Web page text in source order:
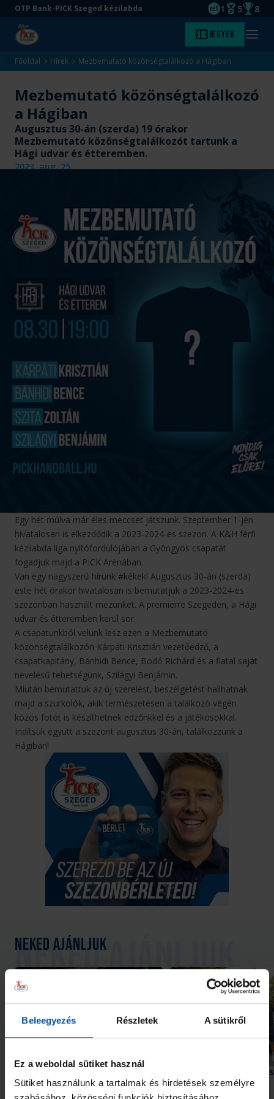
Beleegyezés Részletek A sütikről
Ez a weboldal sütiket használ
Sütiket használunk a tartalmak és hirdetések személyre
Ugrás
tartalomra
Ugrás
aljára
OTP Bank-PICK Szeged kézilabda
EHF
1
Magyar
5 8
Kezdőlap Jegyek Menü
Főoldal Hírek Mezbemutató közönségtalálkozó a Hágiban
Mezbemutató közönségtalálkozó
a Hágiban
Augusztus 30-án (szerda) 19 órakor
Mezbemutató közönségtalálkozót tartunk a
Hági udvar és étteremben.
2023. aug. 25.
Egy hét múlva már éles meccset játszunk. Szeptember 1-jén
hivatalosan is elkezdődik a 2023-2024-es szezon. A K&H férfi
kézilabda liga nyitófordulójában a Gyöngyös csapatát
fogadjuk majd a PICK Arénában.
Van egy nagyszerű hírünk #kékek! Augusztus 30-án (szerda)
este hét órakor hivatalosan is bemutatjuk a 2023-2024-es
szezonban használt mezünket. A premierre Szegeden, a Hági
udvar és étteremben kerül sor.
A csapatunkból velünk lesz ezen a Mezbemutató
közönségtalálkozón Kárpáti Krisztián vezetőedző, a
csapatkapitány, Bánhidi Bence, Bodó Richárd és a fiatal saját
nevelésű tehetségünk, Szilágyi Benjámin.
Miután bemutattuk az új szerelést, beszélgetést hallhatnak
majd a szurkolók, akik természetesen a találkozó végén
közös fotót is készíthetnek edzőnkkel és a játékosokkal.
Indítsuk együtt a szezont augusztus 30-án, találkozzunk a
Hágiban!
Neked ajánljuk
#kékek Tour 1.
Hódmezővásárhely